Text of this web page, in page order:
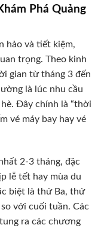
Phá Quảng
hảo và tiết kiệm,
trọng. Theo kinh
gian từ tháng 3 đến
là lúc nhu cầu
Đây chính là “thời
vé máy bay hay vé
2-3 tháng, đặc
lễ tết hay mùa du
biệt là thứ Ba, thứ
với cuối tuần. Các
ra các chương